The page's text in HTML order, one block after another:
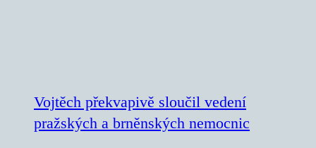
Vojtěch překvapivě sloučil vedení
pražských a brněnských nemocnic